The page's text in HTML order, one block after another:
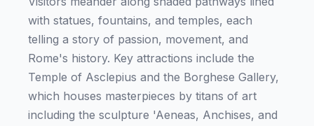
with statues, fountains, and temples, each
telling a story of passion, movement, and
Rome's history. Key attractions include the
Temple of Asclepius and the Borghese Gallery,
which houses masterpieces by titans of art
including the sculpture 'Aeneas, Anchises, and